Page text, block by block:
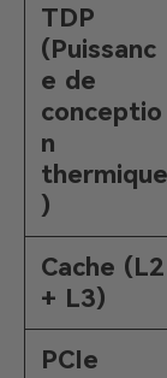
TDP
(Puissanc
e de
conceptio
n
thermique
)
Cache (L2
+ L3)
PCIe